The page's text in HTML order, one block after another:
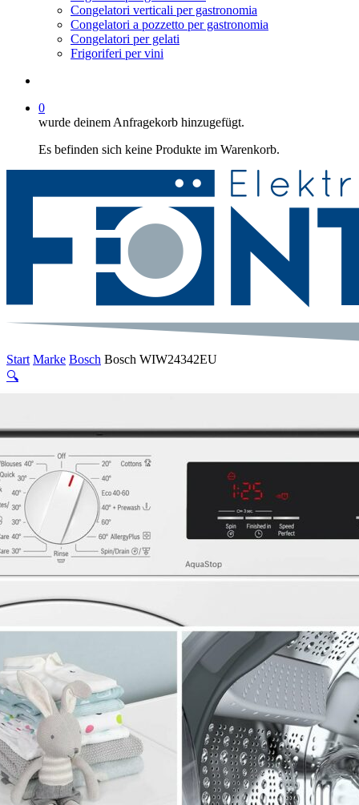
Congelatori verticali per gastronomia
Congelatori a pozzetto per gastronomia
Congelatori per gelati
Frigoriferi per vini
0
wurde deinem Anfragekorb hinzugefügt.
Es befinden sich keine Produkte im Warenkorb.
Start Marke Bosch Bosch WIW24342EU
🔍